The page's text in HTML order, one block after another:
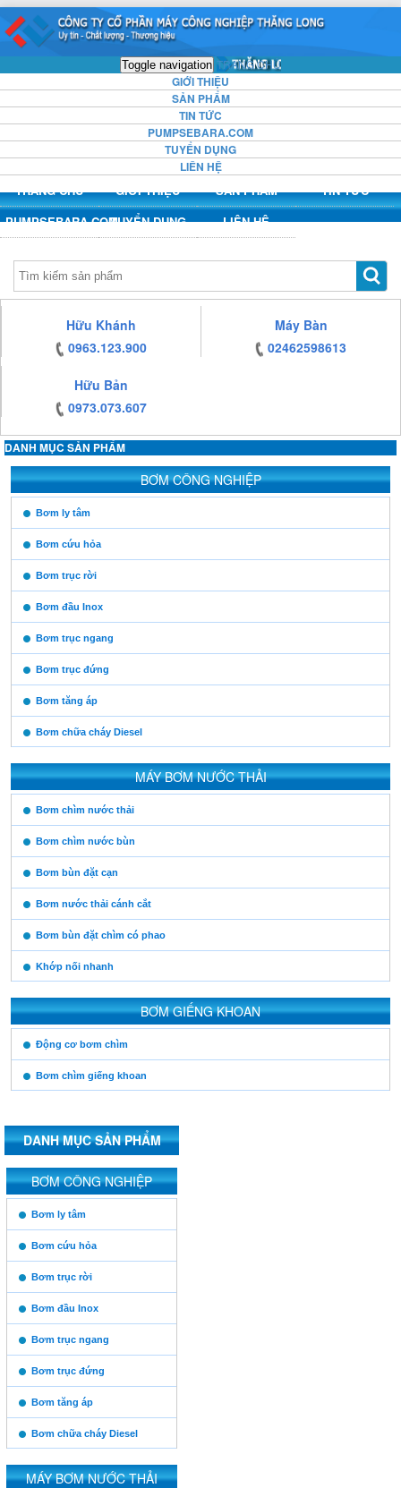
https:/www.high-
endrolex.com/13
https:/www.high-
endrolex.com/13
https:/www.high-
endrolex.com/13
https:/www.high-
endrolex.com/13
Toggle navigation TRANG CHỦ
GIỚI THIỆU
SẢN PHẨM
TIN TỨC
PUMPSEBARA.COM
TUYỂN DỤNG
LIÊN HỆ
TRANG CHỦ GIỚI THIỆU SẢN PHẨM
TIN TỨC
PUMPSEBARA.COMTUYỂN DỤNG LIÊN HỆ
endrolex.com/13Hữu Khánh
0963.123.900
Máy Bàn
02462598613
Hữu Bản
0973.073.607
DANH MỤC SẢN PHẨM
https:/www.high-
endrolex.com/13
BƠM CÔNG NGHIỆP
https:/www.high-
endrolex.com/13
Bơm ly tâm
Bơm cứu hỏa
Bơm trục rời
Bơm đầu Inox
Bơm trục ngang
Bơm trục đứng
Bơm tăng áp
Bơm chữa cháy Diesel
MÁY BƠM NƯỚC THẢI
https:/www.high-
endrolex.com/13
Bơm chìm nước thải
Bơm chìm nước bùn
Bơm bùn đặt cạn
Bơm nước thải cánh cắt
Bơm bùn đặt chìm có phao
Khớp nối nhanh
BƠM GIẾNG KHOAN
https:/www.high-
endrolex.com/13
Động cơ bơm chìm
Bơm chìm giếng khoan
DANH MỤC SẢN PHẨM
https:/www.high-
endrolex.com/13
BƠM CÔNG NGHIỆP
https:/www.high-
endrolex.com/13
Bơm ly tâm
Bơm cứu hỏa
Bơm trục rời
Bơm đầu Inox
Bơm trục ngang
Bơm trục đứng
Bơm tăng áp
Bơm chữa cháy Diesel
MÁY BƠM NƯỚC THẢI
Vinaconex